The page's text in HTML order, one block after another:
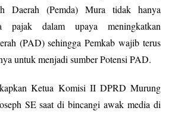
Daerah (Pemda) Mura tidak hanya
pajak dalam upaya meningkatkan
(PAD) sehingga Pemkab wajib terus
untuk menjadi sumber Potensi PAD.
Ketua Komisi II DPRD Murung
SE saat di bincangi awak media di